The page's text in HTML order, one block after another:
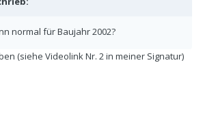
normal für Baujahr 2002?
(siehe Videolink Nr. 2 in meiner Signatur)